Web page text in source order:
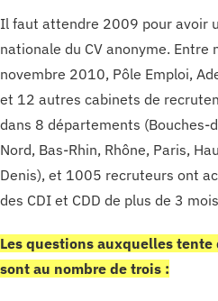
Il faut attendre 2009 pour avoir
nationale du CV anonyme. Entre
novembre 2010, Pôle Emploi,
et 12 autres cabinets de
dans 8 départements (Bouches-
Nord, Bas-Rhin, Rhône, Paris,
Denis), et 1005 recruteurs ont
des CDI et CDD de plus de 3
Les questions auxquelles tente
sont au nombre de trois :